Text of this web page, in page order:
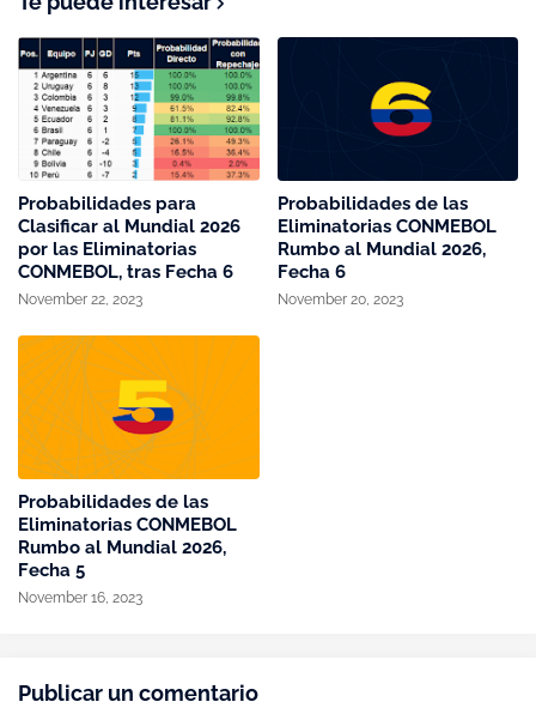
Probabilidades para
Clasificar al Mundial 2026
por las Eliminatorias
CONMEBOL, tras Fecha 6
November 22, 2023
Probabilidades de las
Eliminatorias CONMEBOL
Rumbo al Mundial 2026,
Fecha 6
November 20, 2023
Probabilidades de las
Eliminatorias CONMEBOL
Rumbo al Mundial 2026,
Fecha 5
November 16, 2023
Publicar un comentario